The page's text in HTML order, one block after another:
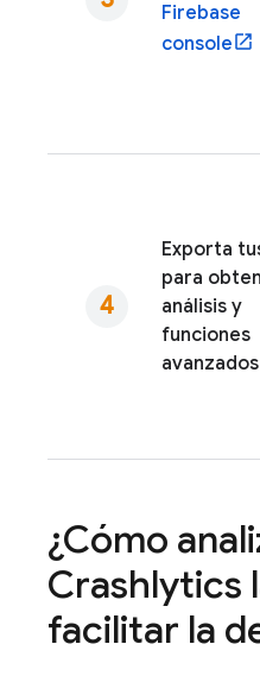
Firebase
console
Exporta
para
análisis y
funciones
avanzados
¿Cómo
Crashlytics
facilitar la